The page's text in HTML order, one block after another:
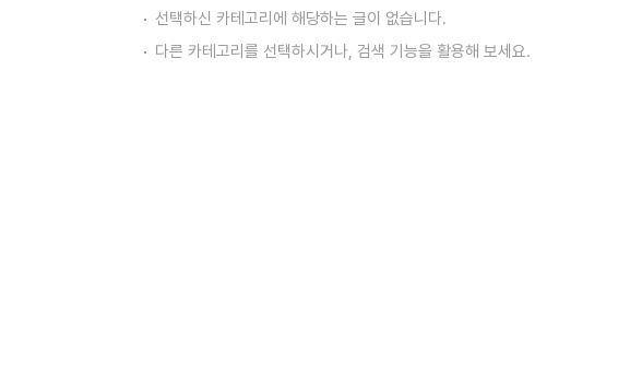
선택하신 카테고리에 해당하는 글이 없습니다.
다른 카테고리를 선택하시거나, 검색 기능을 활용해 보세요.